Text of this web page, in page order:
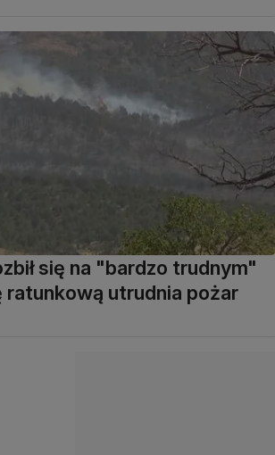
się na "bardzo trudnym"
utrudnia pożar